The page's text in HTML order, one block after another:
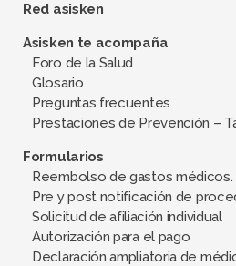
Red asisken
Asisken te acompaña
Foro de la Salud
Glosario
Preguntas frecuentes
Prestaciones de Prevención –
Formularios
Reembolso de gastos médicos.
Pre y post notificación de
Solicitud de afiliación individual
Autorización para el pago
Declaración ampliatoria de